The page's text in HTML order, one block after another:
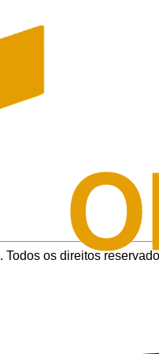
. Todos os direitos